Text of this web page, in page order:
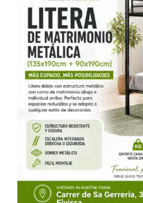
Metálica
en
Ibiza:
más
espacio
para
vivir
mejor